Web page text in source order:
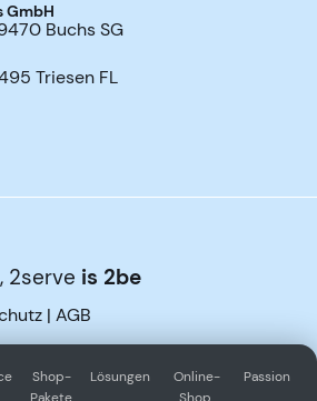
Shop-
Lösungen
Online-
Passion
GmbH
Buchs SG
Triesen FL
2serve is 2be
| AGB